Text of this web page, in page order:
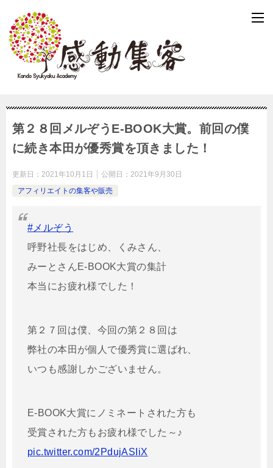
第２８回メルぞうE-BOOK大賞。前回の僕
に続き本田が優秀賞を頂きました！
更新日： 2021年10月1日 公開日： 2021年9月30日
アフィリエイトの集客や販売
#メルぞう
呼野社長をはじめ、くみさん、
みーとさんE-BOOK大賞の集計
本当にお疲れ様でした！
第２７回は僕、今回の第２８回は
弊社の本田が個人で優秀賞に選ばれ、
いつも感謝しかございません。
E-BOOK大賞にノミネートされた方も
受賞された方もお疲れ様でした～♪
pic.twitter.com/2PdujASIiX